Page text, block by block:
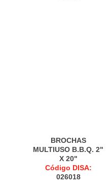
BROCHAS
MULTIUSO B.B.Q. 2"
X 20"
Código DISA:
026018